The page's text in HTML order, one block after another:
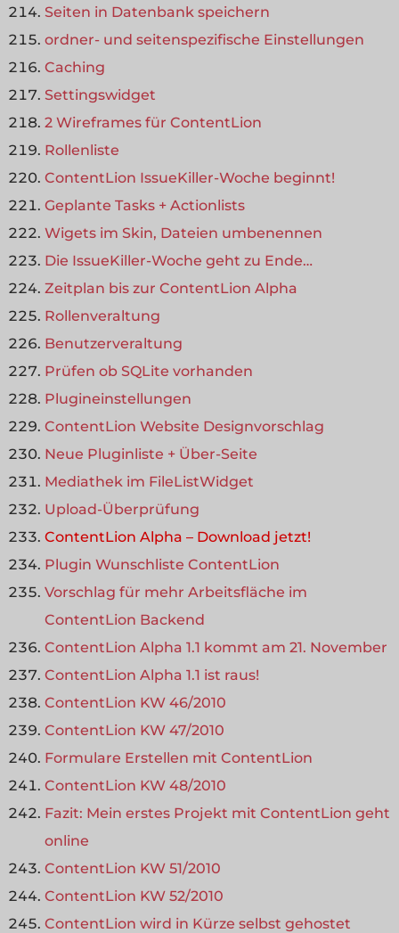
Seiten in Datenbank speichern
ordner- und seitenspezifische Einstellungen
Caching
Settingswidget
2 Wireframes für ContentLion
Rollenliste
ContentLion IssueKiller-Woche beginnt!
Geplante Tasks + Actionlists
Wigets im Skin, Dateien umbenennen
Die IssueKiller-Woche geht zu Ende…
Zeitplan bis zur ContentLion Alpha
Rollenveraltung
Benutzerveraltung
Prüfen ob SQLite vorhanden
Plugineinstellungen
ContentLion Website Designvorschlag
Neue Pluginliste + Über-Seite
Mediathek im FileListWidget
Upload-Überprüfung
ContentLion Alpha – Download jetzt!
Plugin Wunschliste ContentLion
Vorschlag für mehr Arbeitsfläche im
ContentLion Backend
ContentLion Alpha 1.1 kommt am 21. November
ContentLion Alpha 1.1 ist raus!
ContentLion KW 46/2010
ContentLion KW 47/2010
Formulare Erstellen mit ContentLion
ContentLion KW 48/2010
Fazit: Mein erstes Projekt mit ContentLion geht
online
ContentLion KW 51/2010
ContentLion KW 52/2010
ContentLion wird in Kürze selbst gehostet